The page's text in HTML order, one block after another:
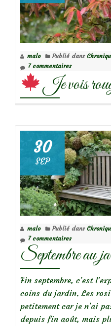
malo Publié dans
7 commentaires
Je vois
30
SEP
malo Publié dans
7 commentaires
Septembre au
Fin septembre, c’est
coins du jardin. Les
petitement car je n’ai
depuis fin août, mais